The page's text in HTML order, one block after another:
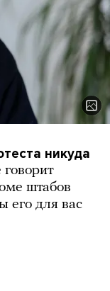
никуда
говорит
штабов
его для вас